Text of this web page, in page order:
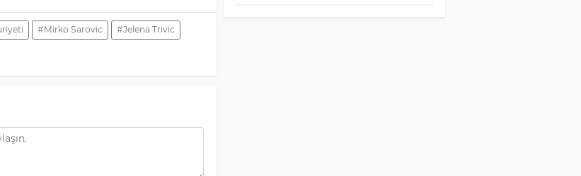
#Mirko Sarovic #Jelena Trivic